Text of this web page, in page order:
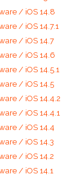
/ iOS 14.8
/ iOS 14.7.1
/ iOS 14.7
/ iOS 14.6
/ iOS 14.5.1
/ iOS 14.5
/ iOS 14.4.2
/ iOS 14.4.1
/ iOS 14.4
/ iOS 14.3
/ iOS 14.2
/ iOS 14.1